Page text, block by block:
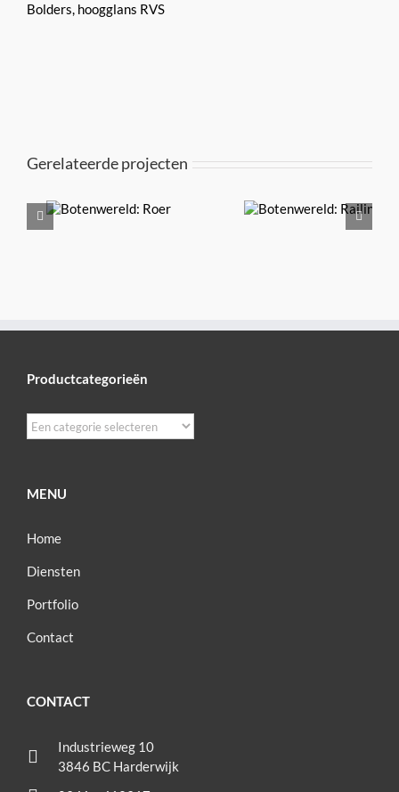
Bolders, hoogglans RVS
Gerelateerde projecten
Botenwereld:
Productcategorieën
MENU
Home
Diensten
Portfolio
Contact
CONTACT
Industrieweg 10
3846 BC Harderwijk